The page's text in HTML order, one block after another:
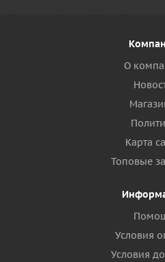
О
Карта
Топовые
Условия
Условия